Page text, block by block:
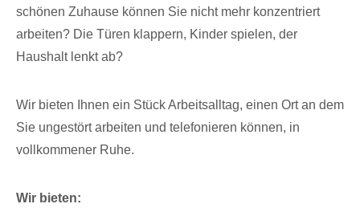
schönen Zuhause können Sie nicht mehr konzentriert
arbeiten? Die Türen klappern, Kinder spielen, der
Haushalt lenkt ab?
Wir bieten Ihnen ein Stück Arbeitsalltag, einen Ort an dem
Sie ungestört arbeiten und telefonieren können, in
vollkommener Ruhe.
Wir bieten: